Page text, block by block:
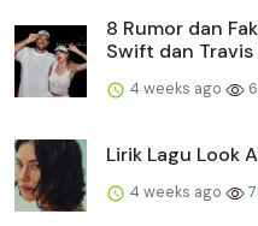
8 Rumor dan
Swift dan Travis
4 weeks ago
Lirik Lagu Look
4 weeks ago